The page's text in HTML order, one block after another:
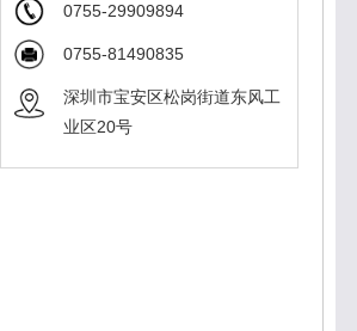
0755-29909894
0755-81490835
深圳市宝安区松岗街道东风工
业区20号